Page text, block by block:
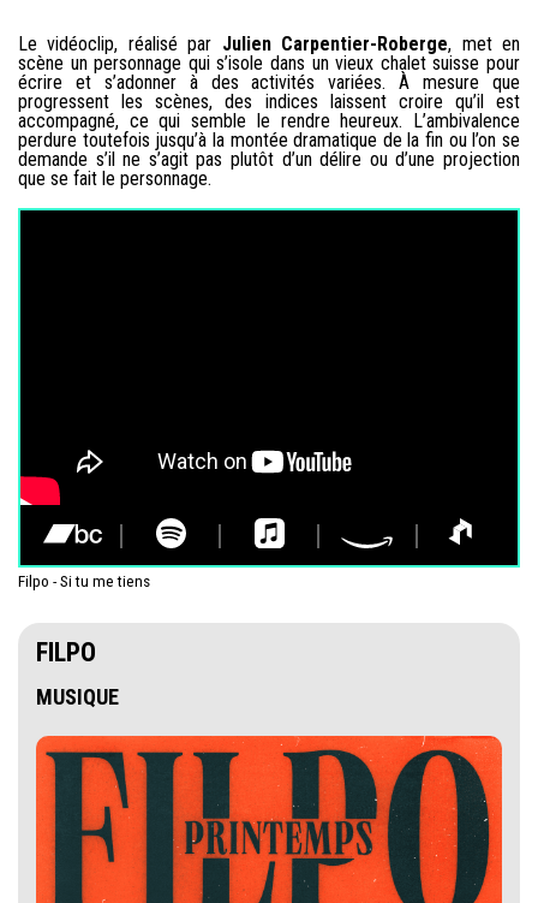
Le vidéoclip, réalisé par Julien Carpentier-Roberge, met en
scène un personnage qui s’isole dans un vieux chalet suisse pour
écrire et s’adonner à des activités variées. À mesure que
progressent les scènes, des indices laissent croire qu’il est
accompagné, ce qui semble le rendre heureux. L’ambivalence
perdure toutefois jusqu’à la montée dramatique de la fin ou l’on se
demande s’il ne s’agit pas plutôt d’un délire ou d’une projection
que se fait le personnage.
Filpo - Si tu me tiens
FILPO
MUSIQUE